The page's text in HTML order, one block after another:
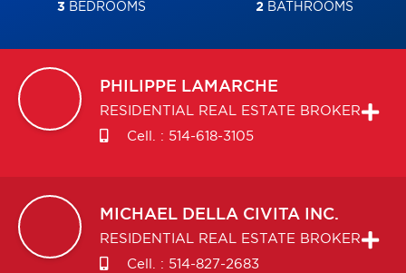
3 BEDROOMS 2 BATHROOMS
PHILIPPE LAMARCHE
RESIDENTIAL REAL ESTATE BROKER
Cell. : 514-618-3105
MICHAEL DELLA CIVITA INC.
RESIDENTIAL REAL ESTATE BROKER
Cell. : 514-827-2683